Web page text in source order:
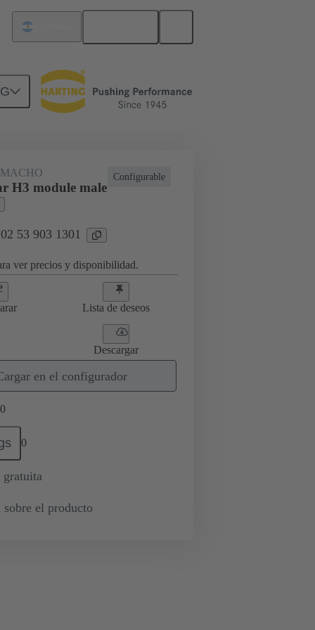
Configurable
H3 module male
53 903 1301
ver precios y disponibilidad.
Lista de deseos
Descargar
en el configurador
0
0
gratuita
sobre el producto